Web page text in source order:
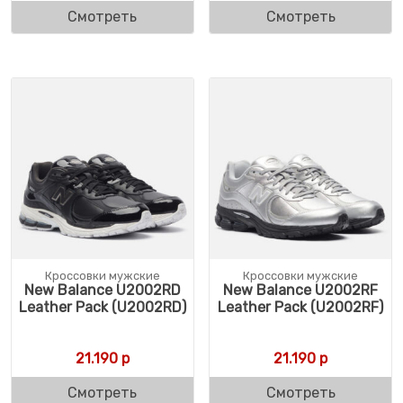
Смотреть
Смотреть
Кроссовки мужские
New Balance U2002RD
Leather Pack (U2002RD)
21.190р
Смотреть
Кроссовки мужские
New Balance U2002RF
Leather Pack (U2002RF)
21.190 р
Смотреть